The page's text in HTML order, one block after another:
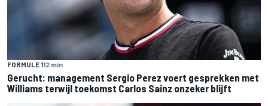
FORMULE 112 min
Gerucht: management Sergio Perez voert gesprekken met
Williams terwijl toekomst Carlos Sainz onzeker blijft